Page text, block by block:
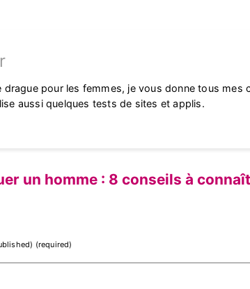
drague pour les femmes, je vous donne tous mes
aussi quelques tests de sites et applis.
un homme : 8 conseils à
(required)